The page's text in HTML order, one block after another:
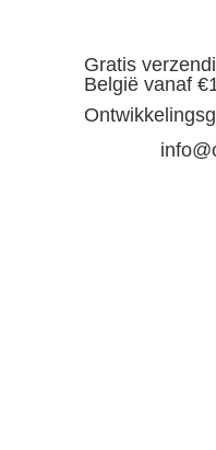
Gratis
België vanaf